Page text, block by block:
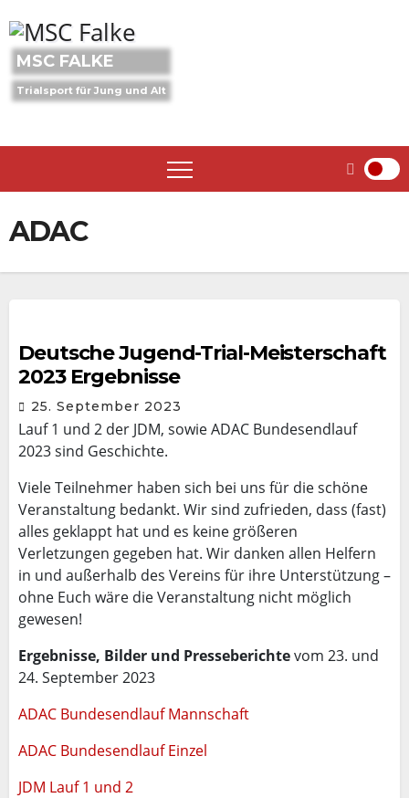
to
content
MSC FALKE
Trialsport für Jung und Alt
ADAC
Deutsche Jugend-Trial-Meisterschaft
2023 Ergebnisse
25. September 2023
Lauf 1 und 2 der JDM, sowie ADAC Bundesendlauf
2023 sind Geschichte.
Viele Teilnehmer haben sich bei uns für die schöne
Veranstaltung bedankt. Wir sind zufrieden, dass (fast)
alles geklappt hat und es keine größeren
Verletzungen gegeben hat. Wir danken allen Helfern
in und außerhalb des Vereins für ihre Unterstützung –
ohne Euch wäre die Veranstaltung nicht möglich
gewesen!
Ergebnisse, Bilder und Presseberichtevom 23. und
24. September 2023
ADAC Bundesendlauf Mannschaft
ADAC Bundesendlauf Einzel
JDM Lauf 1 und 2